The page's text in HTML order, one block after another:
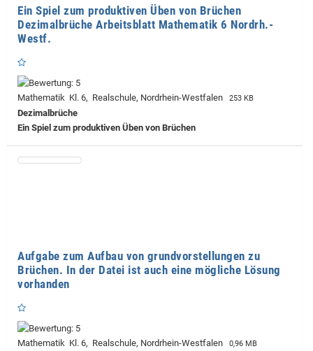
Ein Spiel zum produktiven Üben von Brüchen
Dezimalbrüche Arbeitsblatt Mathematik 6 Nordrh.-
Westf.
Mathematik Kl. 6, Realschule, Nordrhein-Westfalen 253 KB
Dezimalbrüche
Ein Spiel zum produktiven Üben von Brüchen
Aufgabe zum Aufbau von grundvorstellungen zu
Brüchen. In der Datei ist auch eine mögliche Lösung
vorhanden
Mathematik Kl. 6, Realschule, Nordrhein-Westfalen 0,96 MB